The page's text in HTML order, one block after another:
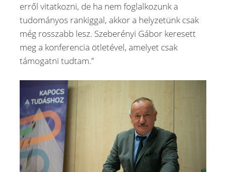
erről vitatkozni, de ha nem foglalkozunk a
tudományos rankiggal, akkor a helyzetünk csak
még rosszabb lesz. Szeberényi Gábor keresett
meg a konferencia ötletével, amelyet csak
támogatni tudtam.”